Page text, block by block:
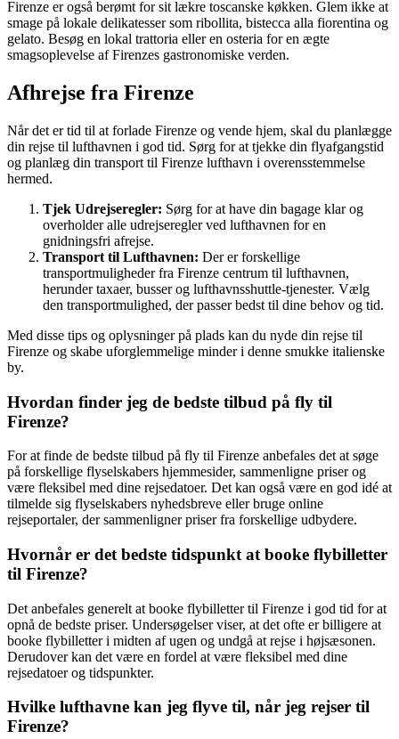
Firenze er også berømt for sit lækre toscanske køkken. Glem ikke at
smage på lokale delikatesser som ribollita, bistecca alla fiorentina og
gelato. Besøg en lokal trattoria eller en osteria for en ægte
smagsoplevelse af Firenzes gastronomiske verden.
Afhrejse fra Firenze
Når det er tid til at forlade Firenze og vende hjem, skal du planlægge
din rejse til lufthavnen i god tid. Sørg for at tjekke din flyafgangstid
og planlæg din transport til Firenze lufthavn i overensstemmelse
hermed.
Tjek Udrejseregler: Sørg for at have din bagage klar og
overholder alle udrejseregler ved lufthavnen for en
gnidningsfri afrejse.
Transport til Lufthavnen: Der er forskellige
transportmuligheder fra Firenze centrum til lufthavnen,
herunder taxaer, busser og lufthavnsshuttle-tjenester. Vælg
den transportmulighed, der passer bedst til dine behov og tid.
Med disse tips og oplysninger på plads kan du nyde din rejse til
Firenze og skabe uforglemmelige minder i denne smukke italienske
by.
Hvordan finder jeg de bedste tilbud på fly til
Firenze?
For at finde de bedste tilbud på fly til Firenze anbefales det at søge
på forskellige flyselskabers hjemmesider, sammenligne priser og
være fleksibel med dine rejsedatoer. Det kan også være en god idé at
tilmelde sig flyselskabers nyhedsbreve eller bruge online
rejseportaler, der sammenligner priser fra forskellige udbydere.
Hvornår er det bedste tidspunkt at booke flybilletter
til Firenze?
Det anbefales generelt at booke flybilletter til Firenze i god tid for at
opnå de bedste priser. Undersøgelser viser, at det ofte er billigere at
booke flybilletter i midten af ugen og undgå at rejse i højsæsonen.
Derudover kan det være en fordel at være fleksibel med dine
rejsedatoer og tidspunkter.
Hvilke lufthavne kan jeg flyve til, når jeg rejser til
Firenze?